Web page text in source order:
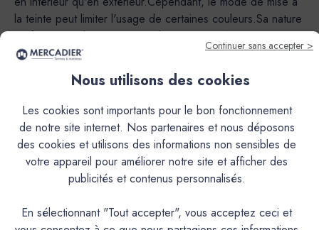
la teinte peut limiter l'usage de certaines couleurs.Sa nature
en fait un produit exceptionnel autant en intérieur qu’en
extérieur.Cependant, le mode de mise à la teinte (Pigments
poudre à mélanger ou Pré-teinté) rend utilisable ou non le
produit en extérieur et peut limiter l’usage de certaines
couleurs.En version Pigments poudre à mélanger,
application déconseillée à l’extérieur pour les teintes
suivantes : AGAVE, ALBERTE, AURIGON, BARIGOULE,
BIMONT, BISOU, CAFOUCH, CAP ROUX, CISTE,
CRIQUE, DELICE, ECUME, FADA, FIGUIER, GOLF CLAIR,
GRAND PIN, JOUBARBE, LAURIER, LONGAGNE,
MINOT, MIRAMAR, MON ETOILE, OULIVIÉ, PESCADOU,
PICNIC, SARTINE, SORMIOU, TREMPETTE.Teintes qui
Continuer sans accepter >
Nous utilisons des cookies
Les cookies sont importants pour le bon fonctionnement
de notre site internet. Nos partenaires et nous déposons
des cookies et utilisons des informations non sensibles de
votre appareil pour améliorer notre site et afficher des
publicités et contenus personnalisés.
En sélectionnant "Tout accepter", vous acceptez ceci et